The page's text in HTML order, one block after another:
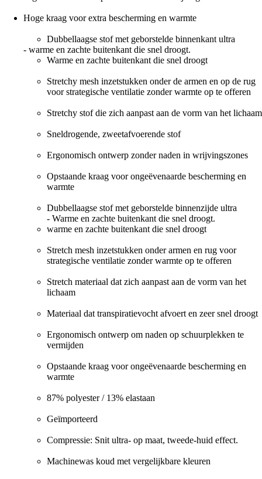
Hoge kraag voor extra bescherming en warmte
Dubbellaagse stof met geborstelde binnenkant ultra
- warme en zachte buitenkant die snel droogt.
Warme en zachte buitenkant die snel droogt
Stretchy mesh inzetstukken onder de armen en op de rug
voor strategische ventilatie zonder warmte op te offeren
Stretchy stof die zich aanpast aan de vorm van het lichaam
Sneldrogende, zweetafvoerende stof
Ergonomisch ontwerp zonder naden in wrijvingszones
Opstaande kraag voor ongeëvenaarde bescherming en
warmte
Dubbellaagse stof met geborstelde binnenzijde ultra
- Warme en zachte buitenkant die snel droogt.
warme en zachte buitenkant die snel droogt
Stretch mesh inzetstukken onder armen en rug voor
strategische ventilatie zonder warmte op te offeren
Stretch materiaal dat zich aanpast aan de vorm van het
lichaam
Materiaal dat transpiratievocht afvoert en zeer snel droogt
Ergonomisch ontwerp om naden op schuurplekken te
vermijden
Opstaande kraag voor ongeëvenaarde bescherming en
warmte
87% polyester / 13% elastaan
Geïmporteerd
Compressie: Snit ultra- op maat, tweede-huid effect.
Machinewas koud met vergelijkbare kleuren